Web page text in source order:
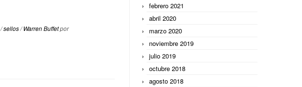
/sellos/Warren Buffetpor
febrero 2021
abril 2020
marzo 2020
noviembre 2019
julio 2019
octubre 2018
agosto 2018